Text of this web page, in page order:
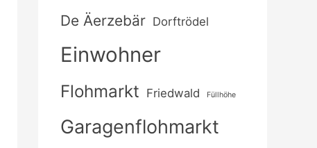
De Äerzebär Dorftrödel
Einwohner
Flohmarkt Friedwald Füllhöhe
Garagenflohmarkt